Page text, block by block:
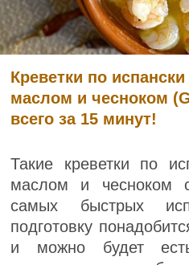
Креветки по
маслом и чесноком
всего за 15 минут!
Такие креветки по
маслом и чесноком
самых быстрых
подготовку
и можно будет